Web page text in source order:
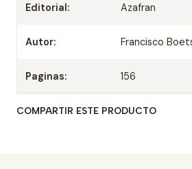
Editorial: Azafran
Autor: Francisco
Paginas: 156
COMPARTIR ESTE PRODUCTO